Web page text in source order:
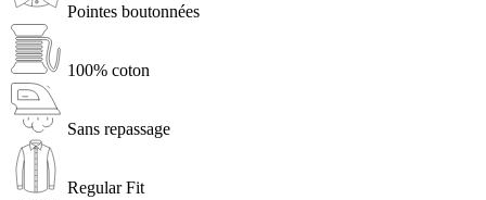
Pointes boutonnées
100% coton
Sans repassage
Regular Fit